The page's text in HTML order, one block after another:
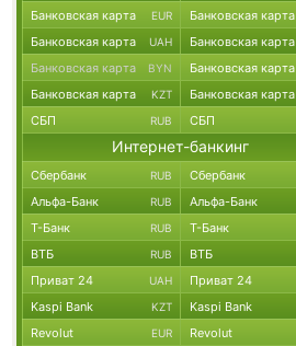
Банковская карта EUR Банковская карта
Банковская карта UAH Банковская карта
Банковская карта BYN Банковская карта
Банковская карта KZT Банковская карта
СБП RUB СБП
Интернет-банкинг
Сбербанк RUB Сбербанк
Альфа-Банк RUB Альфа-Банк
Т-Банк RUB Т-Банк
ВТБ RUB ВТБ
Приват 24 UAH Приват 24
Kaspi Bank KZT Kaspi Bank
Revolut EUR Revolut